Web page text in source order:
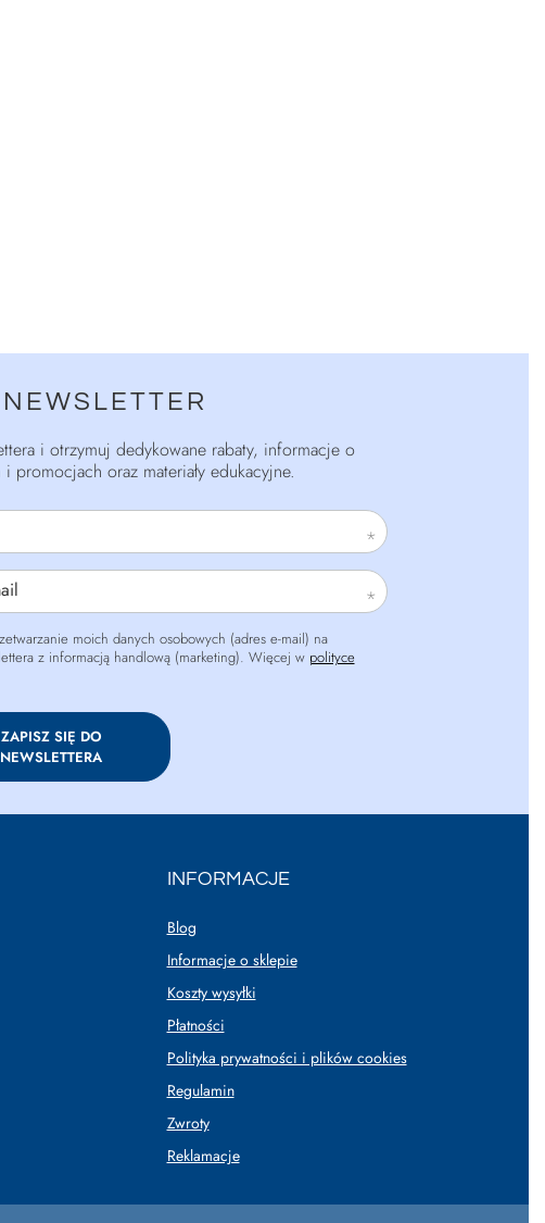
NEWSLETTER
i otrzymuj dedykowane rabaty, informacje o
promocjach oraz materiały edukacyjne.
moich danych osobowych (adres e-mail) na
z informacją handlową (marketing). Więcej w polityce
ZAPISZ SIĘ DO
NEWSLETTERA
INFORMACJE
Blog
Informacje o sklepie
Koszty wysyłki
Płatności
Polityka prywatności i plików cookies
Regulamin
Zwroty
Reklamacje